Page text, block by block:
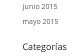
junio 2015
mayo 2015
Categorías